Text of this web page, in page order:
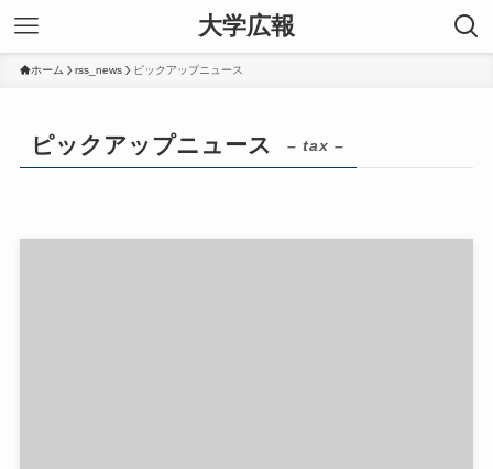
大学広報
ホーム rss_news ピックアップニュース
ピックアップニュース – tax –